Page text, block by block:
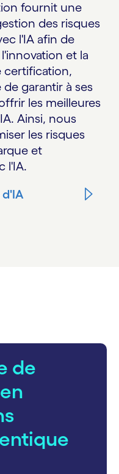
fournit une
des risques
l'IA afin de
et la
certification,
garantir à ses
les meilleures
Ainsi, nous
les risques
et
l'IA.
de